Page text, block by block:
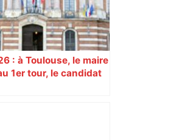
: à Toulouse, le maire
1er tour, le candidat